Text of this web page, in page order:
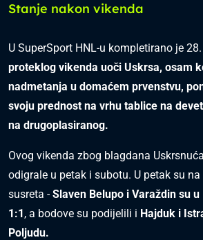
Stanje nakon vikenda
U SuperSport HNL-u kompletirano je
proteklog vikenda uoči Uskrsa, osam
nadmetanja u domaćem prvenstvu,
svoju prednost na vrhu tablice na
na drugoplasiranog.
Ovog vikenda zbog blagdana
odigrale u petak i subotu. U petak su
susreta -Slaven Belupo i Varaždin su
1:1, a bodove su podijelili i Hajduk i
Poljudu.